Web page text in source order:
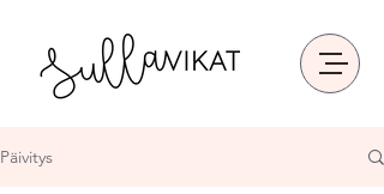
Päivitys